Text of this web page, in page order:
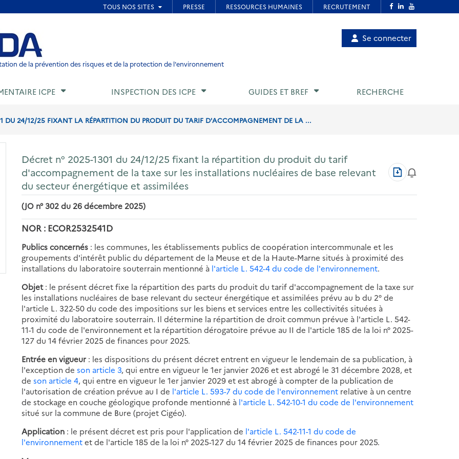
de page
de la prévention des risques et de la protection de l'environnement
Menu
utilisateur
Se connecter
ICPE INSPECTION DES ICPE GUIDES ET BREF RECHERCHE
DU 24/12/25 FIXANT LA RÉPARTITION DU PRODUIT DU TARIF D'ACCOMPAGNEMENT DE LA ...
Décret n° 2025-1301 du 24/12/25 fixant la répartition du produit du tarif
d'accompagnement de la taxe sur les installations nucléaires de base relevant
du secteur énergétique et assimilées
Télécharger
au
(JO n° 302 du 26 décembre 2025)
NOR : ECOR2532541D
Publics concernés : les communes, les établissements publics de coopération intercommunale et les
groupements d'intérêt public du département de la Meuse et de la Haute-Marne situés à proximité des
installations du laboratoire souterrain mentionné à l'article L. 542-4 du code de l'environnement.
Objet: le présent décret fixe la répartition des parts du produit du tarif d'accompagnement de la taxe sur
les installations nucléaires de base relevant du secteur énergétique et assimilées prévu au b du 2° de
l'article L. 322-50 du code des impositions sur les biens et services entre les collectivités situées à
proximité du laboratoire souterrain. Il détermine la répartition de droit commun prévue à l'article L. 542-
11-1 du code de l'environnement et la répartition dérogatoire prévue au II de l'article 185 de la loi n° 2025-
127 du 14 février 2025 de finances pour 2025.
Entrée en vigueur : les dispositions du présent décret entrent en vigueur le lendemain de sa publication, à
l'exception deson article 3, qui entre en vigueur le 1er janvier 2026 et est abrogé le 31 décembre 2028, et
deson article 4, qui entre en vigueur le 1er janvier 2029 et est abrogé à compter de la publication de
l'autorisation de création prévue au I de l'article L. 593-7 du code de l'environnement relative à un centre
de stockage en couche géologique profonde mentionné à l'article L. 542-10-1 du code de l'environnement
situé sur la commune de Bure (projet Cigéo).
Application : le présent décret est pris pour l'application de l'article L. 542-11-1 du code de
l'environnementet de l'article 185 de la loi n° 2025-127 du 14 février 2025 de finances pour 2025.